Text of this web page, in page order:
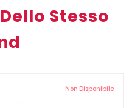
Stesso
Non Disponibile